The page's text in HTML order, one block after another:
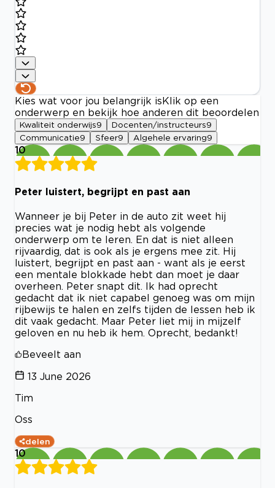
Kies wat voor jou belangrijk is Klik op een
onderwerp en bekijk hoe anderen dit beoordelen
Kwaliteit onderwijs9 Docenten/instructeurs9
Communicatie9 Sfeer9 Algehele ervaring9
10
Peter luistert, begrijpt en past aan
Wanneer je bij Peter in de auto zit weet hij
precies wat je nodig hebt als volgende
onderwerp om te leren. En dat is niet alleen
rijvaardig, dat is ook als je ergens mee zit. Hij
luistert, begrijpt en past aan - want als je eerst
een mentale blokkade hebt dan moet je daar
overheen. Peter snapt dit. Ik had oprecht
gedacht dat ik niet capabel genoeg was om mijn
rijbewijs te halen en zelfs tijden de lessen heb ik
dit vaak gedacht. Maar Peter liet mij in mijzelf
geloven en nu heb ik hem. Oprecht, bedankt!
Beveelt aan
13 June 2026
Tim
Oss
delen
10